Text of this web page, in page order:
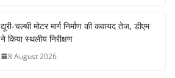
द्यूरी-चल्थी मोटर मार्ग निर्माण की कवायद तेज, डीएम
ने किया स्थलीय निरीक्षण
8 August 2026